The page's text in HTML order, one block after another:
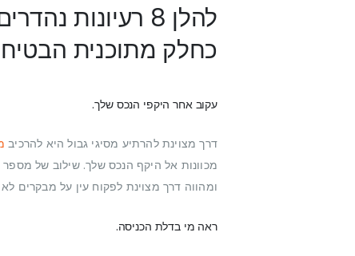
להלן 8
כחלק מתוכנית
עקוב אחר היקפי הנכס שלך.
דרך מצוינת להרתיע מסיגי גבול היא להרכיב
ומהווה דרך מצוינת לפקוח עין על מבקרים
ראה מי בדלת הכניסה.